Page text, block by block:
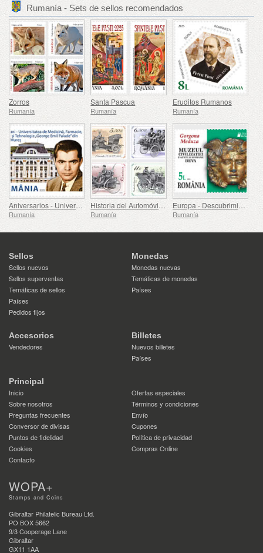
Rumanía - Sets de sellos recomendados
Zorros
Rumanía
Santa Pascua
Rumanía
Eruditos Rumanos
Rumanía
Aniversarios - Universidad de Medicina, Farmacia, Ciencia y Tecnología George Emil Palade de Targu Mures
Rumanía
Historia del Automóvil (II)
Rumanía
Europa - Descubrimientos Arqueológicos Nacionales
Rumanía
Sellos
Sellos nuevos
Sellos superventas
Temáticas de sellos
Países
Pedidos fijos
Monedas
Monedas nuevas
Temáticas de monedas
Países
Accesorios
Vendedores
Billetes
Nuevos billetes
Países
Principal
Inicio
Ofertas especiales
Sobre nosotros
Términos y condiciones
Preguntas frecuentes
Envío
Conversor de divisas
Cupones
Puntos de fidelidad
Política de privacidad
Cookies
Compras Online
Contacto
WOPA+
Stamps and Coins
Gibraltar Philatelic Bureau Ltd.
PO BOX 5662
9/3 Cooperage Lane
Gibraltar
GX11 1AA